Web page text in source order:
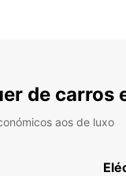
de carros
aos de luxo